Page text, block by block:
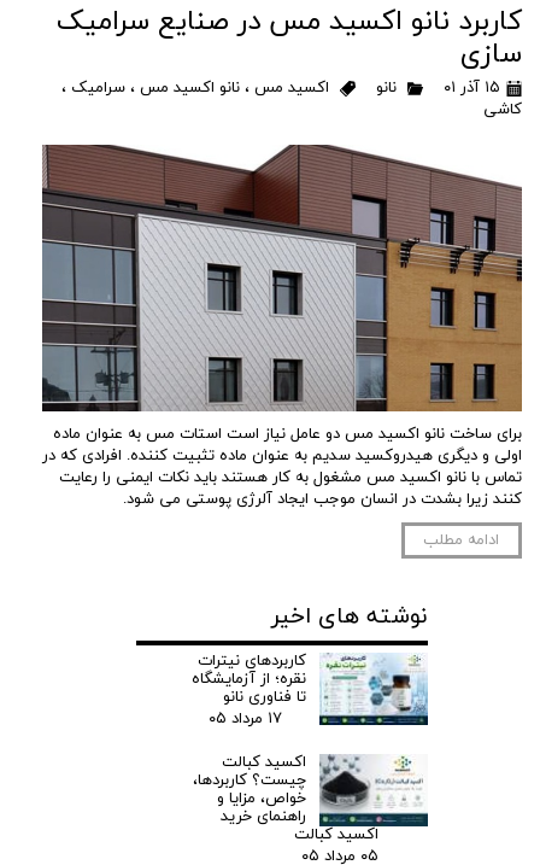
کاربرد نانو اکسید مس در صنایع سرامیک
سازی
۱۵ آذر ۰۱ نانو اکسید مس ، نانو اکسید مس ، سرامیک ،
کاشی
برای ساخت نانو اکسید مس دو عامل نیاز است استات مس به عنوان ماده
اولی و دیگری هیدروکسید سدیم به عنوان ماده تثبیت کننده. افرادی که در
تماس با نانو اکسید مس مشغول به کار هستند باید نکات ایمنی را رعایت
کنند زیرا بشدت در انسان موجب ایجاد آلرژی پوستی می شود.
ادامه مطلب
نوشته های اخیر
کاربردهای نیترات
نقره؛ از آزمایشگاه
تا فناوری نانو
۱۷ مرداد ۰۵
اکسید کبالت
چیست؟ کاربردها،
خواص، مزایا و
راهنمای خرید
اکسید کبالت
۰۵ مرداد ۰۵